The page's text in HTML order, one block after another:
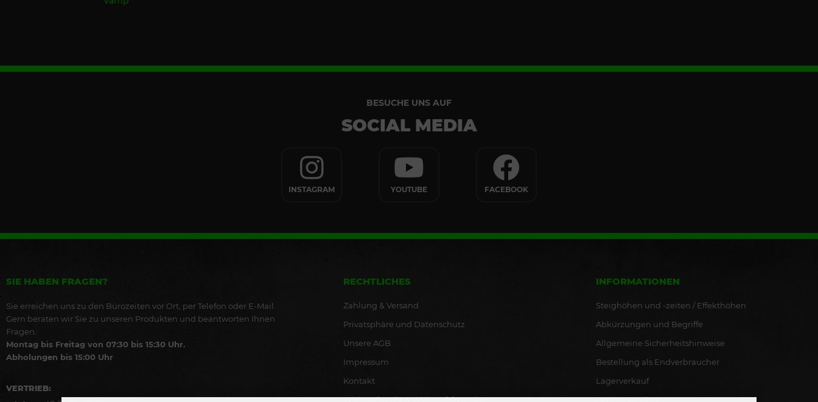
BESUCHE UNS AUF
SOCIAL MEDIA
INSTAGRAM YOUTUBE FACEBOOK
SIE HABEN FRAGEN?
Sie erreichen uns zu den Bürozeiten vor Ort, per Telefon oder E-Mail.
Gern beraten wir Sie zu unseren Produkten und beantworten Ihnen
Fragen.
Montag bis Freitag von 07:30 bis 15:30 Uhr.
Abholungen bis 15:00 Uhr
VERTRIEB:
RECHTLICHES
Zahlung & Versand
Privatsphäre und Datenschutz
Unsere AGB
Impressum
Kontakt
Widerrufsrecht & Widerrufsformular
INFORMATIONEN
Steighöhen und -zeiten / Effekthöhen
Abkürzungen und Begriffe
Allgemeine Sicherheitshinweise
Bestellung als Endverbraucher
Lagerverkauf
Partner werden